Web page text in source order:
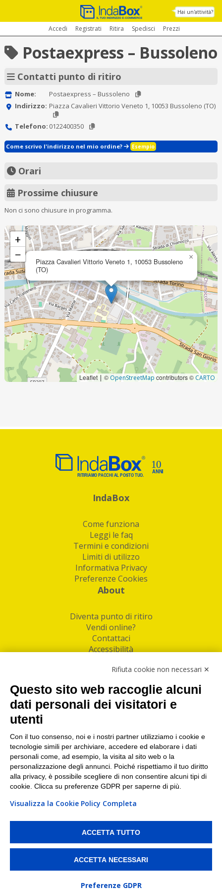
Hai un'attività?
Accedi Registrati Ritira Spedisci Prezzi
Postaexpress – Bussoleno
Contatti punto di ritiro
Nome:
Postaexpress – Bussoleno
Indirizzo: Piazza Cavalieri Vittorio Veneto 1, 10053 Bussoleno (TO)
Telefono: 0122400350
Come scrivo l'indirizzo nel mio ordine? Esempio
Orari
Prossime chiusure
Non ci sono chiusure in programma.
Piazza Cavalieri Vittorio Veneto 1, 10053 Bussoleno
(TO)
×
+
−
Leaflet | © OpenStreetMap contributors © CARTO
IndaBox
Come funziona
Leggi le faq
Termini e condizioni
Limiti di utilizzo
Informativa Privacy
Preferenze Cookies
About
Diventa punto di ritiro
Vendi online?
Contattaci
Accessibilità
Facebook
Linkedin
I nostri punti di ritiro e spedizione pacchi nelle
maggiori città italiane
Torino|Milano|Roma|Bologna|Firenze| Genova
Napoli|Varese
PI/CF/N°Iscr.: 10821360012 | REA: RM 1494760 | Cap.Soc.: 50.000€ |
Whistleblowing|Privacy |Preferenze Cookies
ritirare i tuoi acquisti online e spedire i tuoi pacchi.
Rifiuta cookie non necessari ✕
Questo sito web raccoglie alcuni
dati personali dei visitatori e
utenti
Con il tuo consenso, noi e i nostri partner utilizziamo i cookie e
tecnologie simili per archiviare, accedere ed elaborare i dati
personali come, ad esempio, la visita al sito web o la
personalizzazione degli annunci. Poiché rispettiamo il tuo diritto
alla privacy, è possibile scegliere di non consentire alcuni tipi di
cookie. Clicca su preferenze GDPR per saperne di più.
Visualizza la Cookie Policy Completa
ACCETTA TUTTO
ACCETTA NECESSARI
Preferenze GDPR